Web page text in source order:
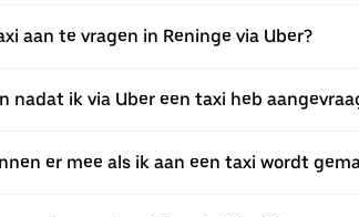
aan te vragen in Reninge via Uber?
nadat ik via Uber een taxi heb
er mee als ik aan een taxi wordt